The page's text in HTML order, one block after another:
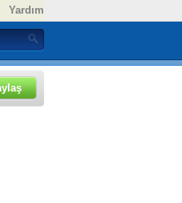
Yardım